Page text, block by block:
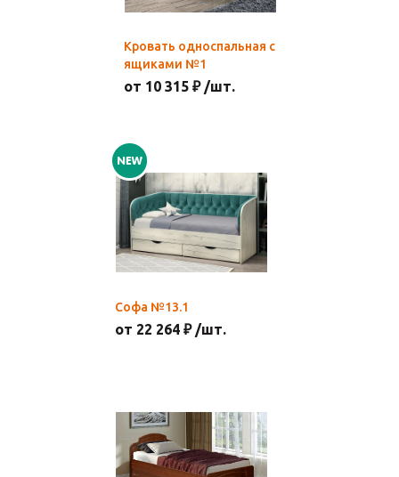
Кровать односпальная с
ящиками №1
от 10 315 ₽ /шт.
Софа №13.1
от 22 264 ₽ /шт.